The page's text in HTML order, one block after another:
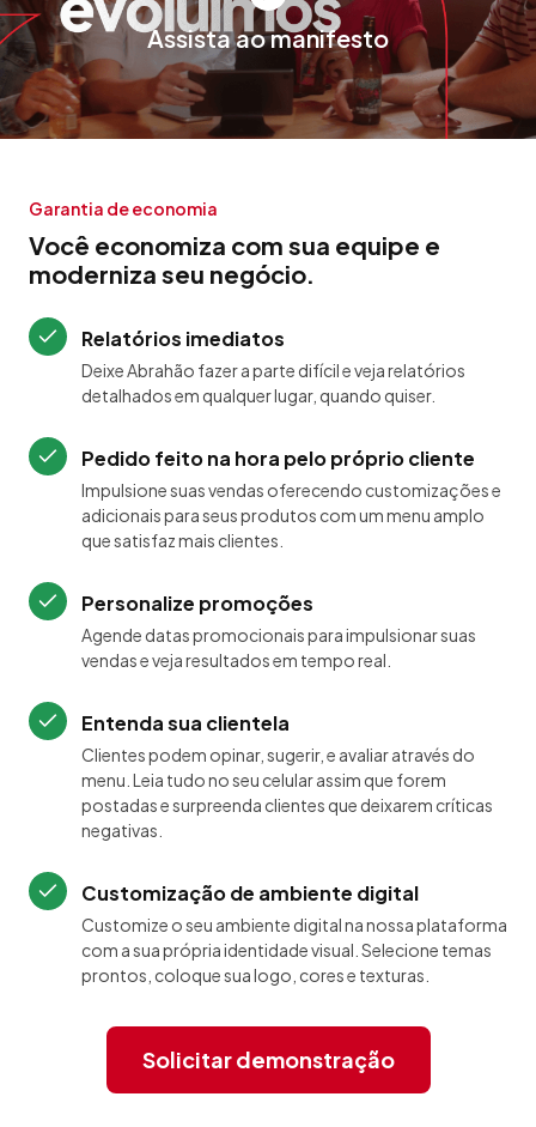
Assista ao manifesto
Garantia de economia
Você economiza com sua equipe e
moderniza seu negócio.
Relatórios imediatos
Deixe Abrahão fazer a parte difícil e veja relatórios
detalhados em qualquer lugar, quando quiser.
Pedido feito na hora pelo próprio cliente
Impulsione suas vendas oferecendo customizações e
adicionais para seus produtos com um menu amplo
que satisfaz mais clientes.
Personalize promoções
Agende datas promocionais para impulsionar suas
vendas e veja resultados em tempo real.
Entenda sua clientela
Clientes podem opinar, sugerir, e avaliar através do
menu. Leia tudo no seu celular assim que forem
postadas e surpreenda clientes que deixarem críticas
negativas.
Customização de ambiente digital
Customize o seu ambiente digital na nossa plataforma
com a sua própria identidade visual. Selecione temas
prontos, coloque sua logo, cores e texturas.
Solicitar demonstração